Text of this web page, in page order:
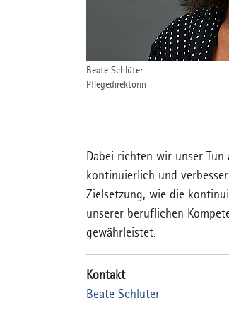
Beate Schlüter
Pflegedirektorin
Dabei richten wir unser
kontinuierlich und
Zielsetzung, wie die
unserer beruflichen
gewährleistet.
Kontakt
Beate Schlüter